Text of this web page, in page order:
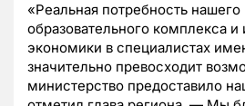
«Реальная потребность нашего
образовательного комплекса
экономики в специалистах
значительно превосходит
министерство предоставило